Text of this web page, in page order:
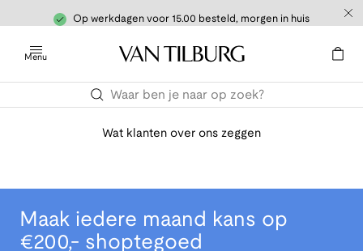
Op werkdagen voor 15.00 besteld, morgen in huis
Menu
Wat klanten over ons zeggen
Maak iedere maand kans op
€200,- shoptegoed